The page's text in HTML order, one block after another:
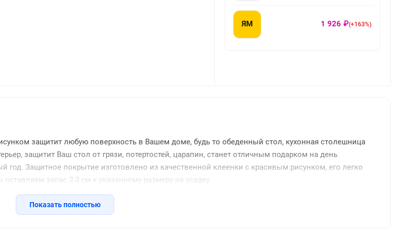
ЯМ 1 926 ₽(+163%)
защитит любую поверхность в Вашем доме, будь то обеденный стол, кухонная столешница
защитит Ваш стол от грязи, потертостей, царапин, станет отличным подарком на день
Защитное покрытие изготовлено из качественной клеенки с красивым рисунком, его легко
запас 2-3 см к указанному размеру на усадку.
Показать полностью